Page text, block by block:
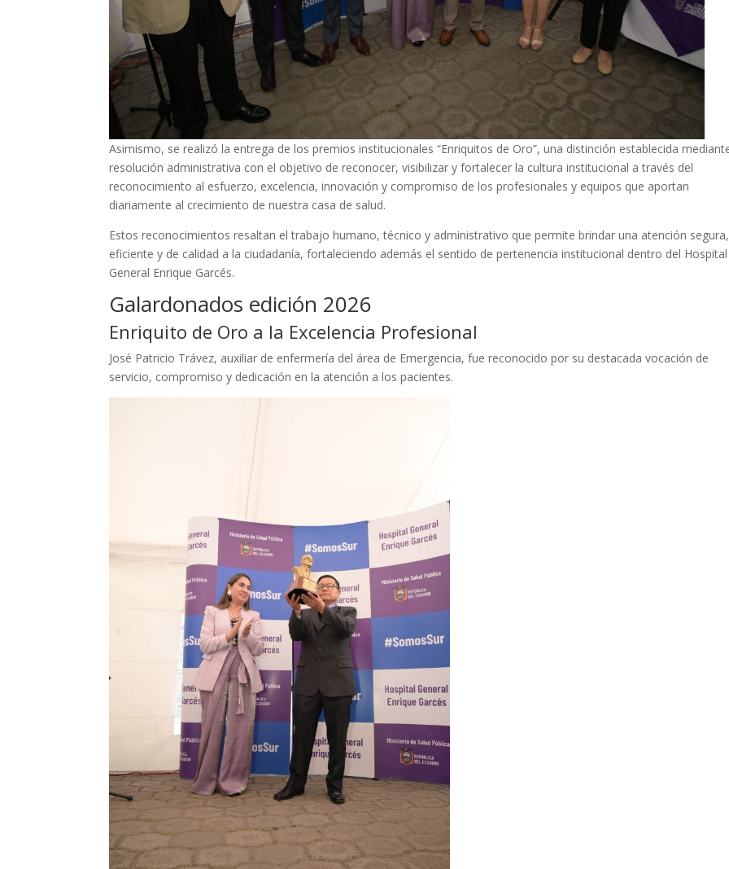
Asimismo, se realizó la entrega de los premios institucionales “Enriquitos de Oro”, una distinción establecida
resolución administrativa con el objetivo de reconocer, visibilizar y fortalecer la cultura institucional a través del
reconocimiento al esfuerzo, excelencia, innovación y compromiso de los profesionales y equipos que aportan
diariamente al crecimiento de nuestra casa de salud.
Estos reconocimientos resaltan el trabajo humano, técnico y administrativo que permite brindar una atención segura,
eficiente y de calidad a la ciudadanía, fortaleciendo además el sentido de pertenencia institucional dentro del Hospital
General Enrique Garcés.
Galardonados edición 2026
Enriquito de Oro a la Excelencia Profesional
José Patricio Trávez, auxiliar de enfermería del área de Emergencia, fue reconocido por su destacada vocación de
servicio, compromiso y dedicación en la atención a los pacientes.